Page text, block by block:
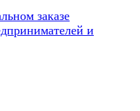
заказе
и